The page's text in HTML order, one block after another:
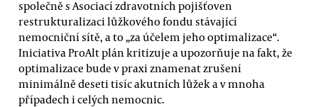
společně s Asociací zdravotních pojišťoven
restrukturalizaci lůžkového fondu stávající
nemocniční sítě, a to „za účelem jeho optimalizace“.
Iniciativa ProAlt plán kritizuje a upozorňuje na fakt, že
optimalizace bude v praxi znamenat zrušení
minimálně deseti tisíc akutních lůžek a v mnoha
případech i celých nemocnic.